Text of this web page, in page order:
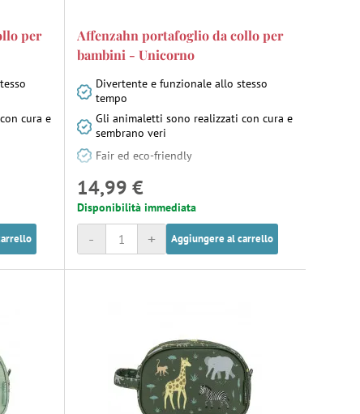
per
cura e
Affenzahn portafoglio da collo per
bambini - Unicorno
Divertente e funzionale allo stesso
tempo
Gli animaletti sono realizzati con cura e
sembrano veri
Fair ed eco-friendly
14,99 €
Disponibilità immediata
+
- Aggiungere al carrello